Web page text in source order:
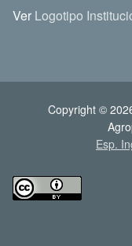
Ver Logotipo
Copyright ©
Esp.